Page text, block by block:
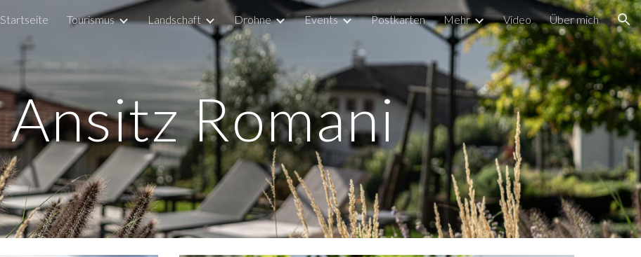
Skip to main content Skip to navigation
Startseite Tourismus Landschaft Drohne Events Postkarten Mehr Video Über mich
Ansitz Romani